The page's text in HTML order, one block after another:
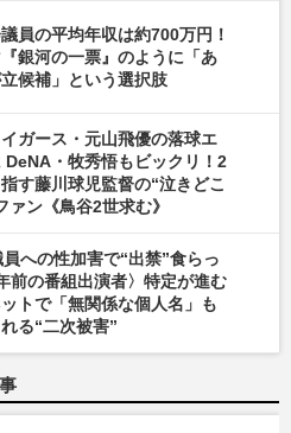
員の平均年収は約700万円！
『銀河の一票』のように「あ
候補」という選択肢
ガース・元山飛優の落球エ
DeNA・牧秀悟もビックリ！2
す藤川球児監督の“泣きどこ
ァン《鳥谷2世求む》
への性加害で“出禁”食らっ
前の番組出演者〉特定が進む
トで「無関係な個人名」も
る“二次被害”